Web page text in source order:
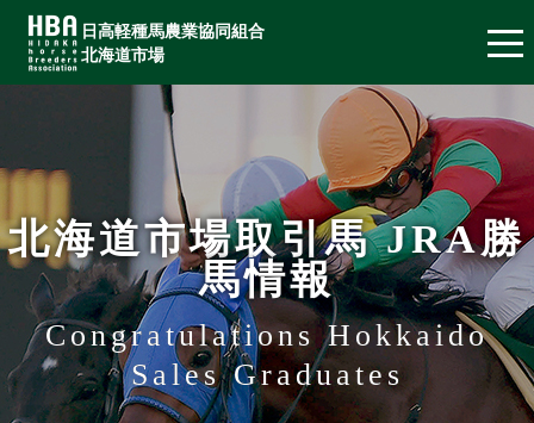
日高軽種馬農業協同組合
北海道市場
北海道市場取引馬 JRA勝
馬情報
Congratulations Hokkaido
Sales Graduates